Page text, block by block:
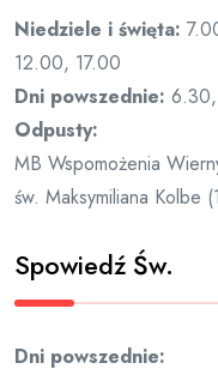
Niedziele i święta:
12.00, 17.00
Dni powszednie: 6.30,
Odpusty:
MB Wspomożenia
św. Maksymiliana Kolbe
Spowiedź Św.
Dni powszednie: